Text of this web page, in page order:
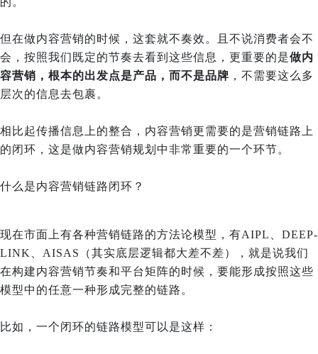
但在做内容营销的时候，这套就不奏效。
且不说消费者会不
会，按照我们既定的节奏去看到这些信息，更重要的是做内
容营销，根本的出发点是产品，而不是品牌 ，不需要这么多
层次的信息去包裹。
相比起传播信息上的整合，内容营销更需要的是营销链路上
的闭环，这是做内容营销规划中非常重要的一个环节。
什么是内容营销链路闭环？
现在市面上有各种营销链路的方法论模型，有AIPL、DEEP-
LINK、AISAS（其实底层逻辑都大差不差），就是说我们
在构建内容营销节奏和平台矩阵的时候，要能形成按照这些
模型中的任意一种形成完整的链路。
比如，一个闭环的链路模型可以是这样：